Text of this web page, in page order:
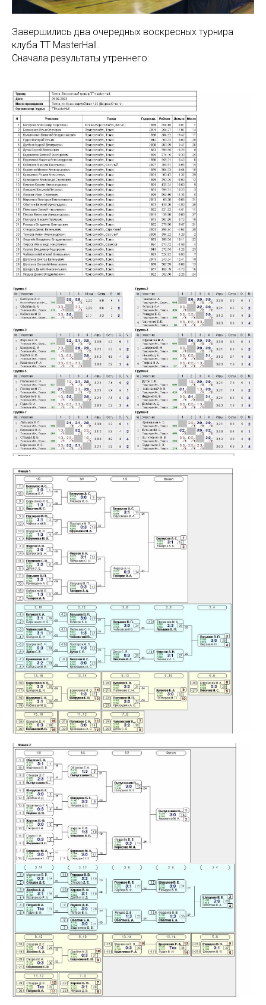
Завершились два очередных воскресных турнира
клуба TT MasterHall.
Сначала результаты утреннего: